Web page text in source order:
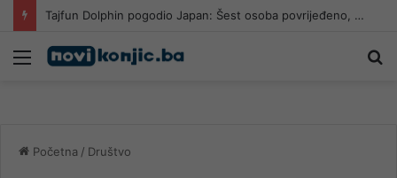
Tajfun Dolphin pogodio Japan: Šest osoba povrijeđeno, više od 50.000 objekata ostalo bez struje
Meni
Početna / Društvo